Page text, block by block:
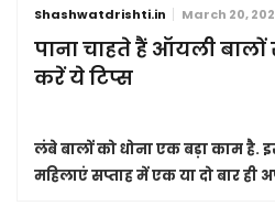
Shashwatdrishti.in March 20,
पाना चाहते हैं ऑयली बालों
करें ये टिप्स
लंबे बालों को धोना एक बड़ा काम
महिलाएं सप्ताह में एक या दो बार ही